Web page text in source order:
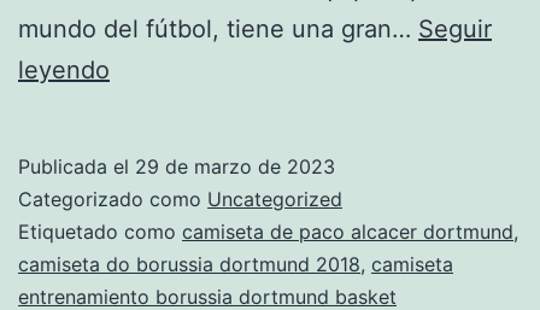
mundo del fútbol, tiene una gran… Seguir
leyendo
borussia
dortmund
2019
Publicada el 29 de marzo de 2023
Categorizado como Uncategorized
Etiquetado como camiseta de paco alcacer dortmund,
camiseta do borussia dortmund 2018, camiseta
entrenamiento borussia dortmund basket